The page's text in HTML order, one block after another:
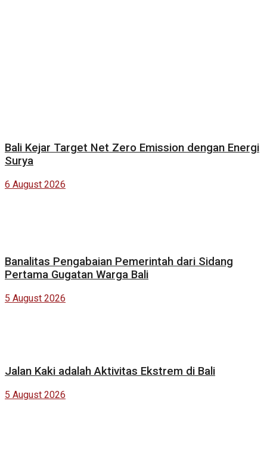
Bali Kejar Target Net Zero Emission dengan Energi
Surya
6 August 2026
Banalitas Pengabaian Pemerintah dari Sidang
Pertama Gugatan Warga Bali
5 August 2026
Jalan Kaki adalah Aktivitas Ekstrem di Bali
5 August 2026